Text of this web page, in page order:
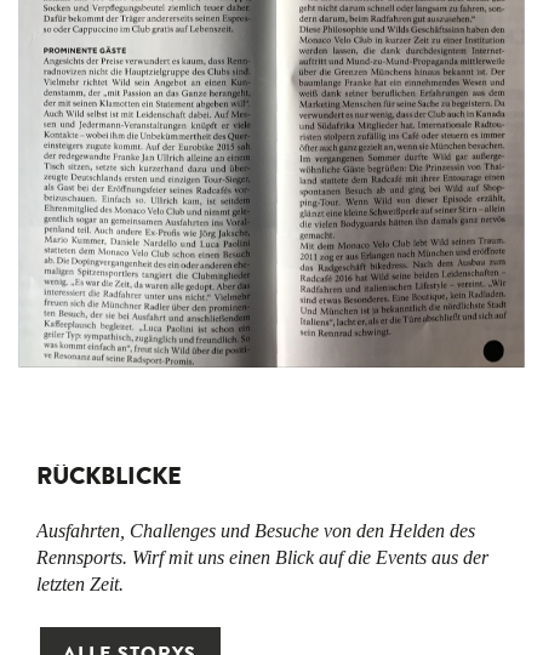
RÜCKBLICKE
Ausfahrten, Challenges und Besuche von den Helden des
Rennsports. Wirf mit uns einen Blick auf die Events aus der
letzten Zeit.